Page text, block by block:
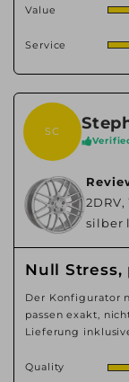
Value
Service
SC
2DRV,
silber
Null Stress,
Der Konfigurator
passen exakt,
Lieferung
Quality